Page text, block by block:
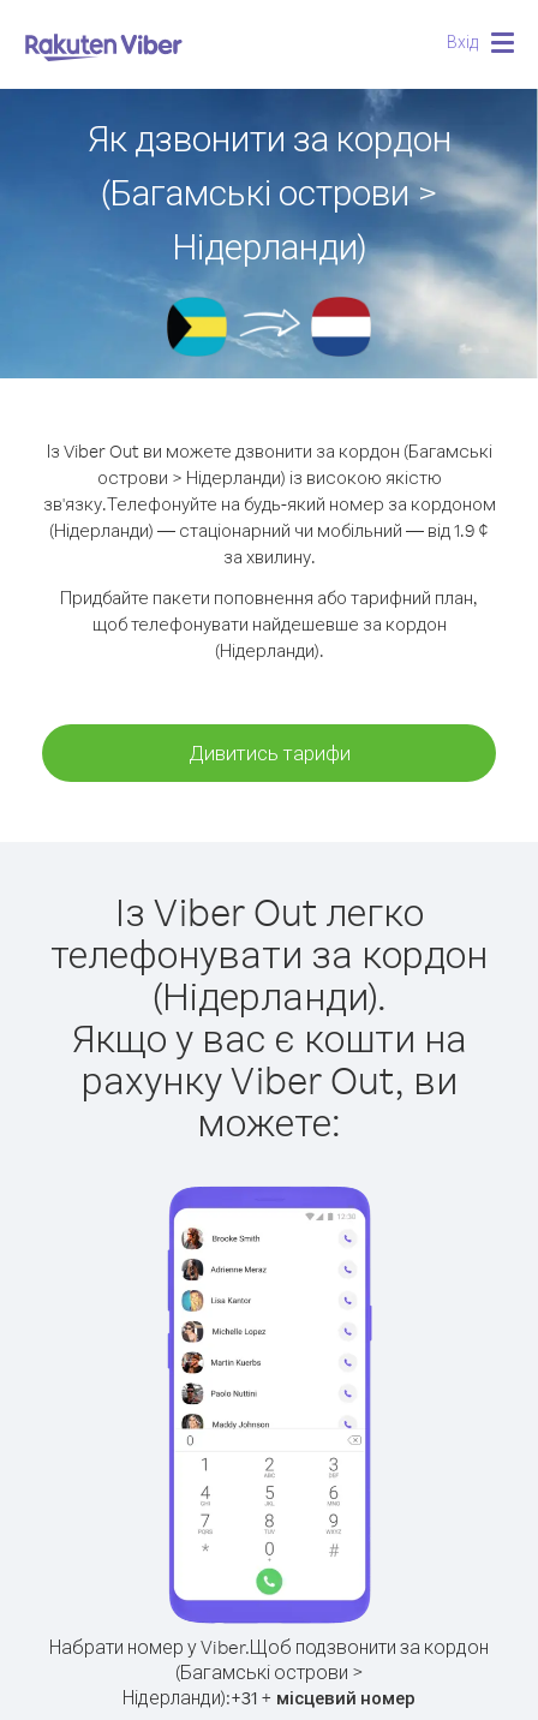
Вхід
Як дзвонити за кордон
(Багамські острови >
Нідерланди)
Із Viber Out ви можете дзвонити за кордон (Багамські
острови > Нідерланди) із високою якістю
зв'язку.Телефонуйте на будь-який номер за кордоном
(Нідерланди) — стаціонарний чи мобільний — від 1.9 ¢
за хвилину.
Придбайте пакети поповнення або тарифний план,
щоб телефонувати найдешевше за кордон
(Нідерланди).
Дивитись тарифи
Із Viber Out легко
телефонувати за кордон
(Нідерланди).
Якщо у вас є кошти на
рахунку Viber Out, ви
можете:
Набрати номер у Viber.Щоб подзвонити за кордон
(Багамські острови >
Нідерланди):+31 + місцевий номер